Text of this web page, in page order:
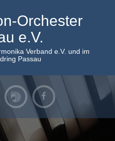
Orchester
e.V.
Verband e.V. und im
Passau